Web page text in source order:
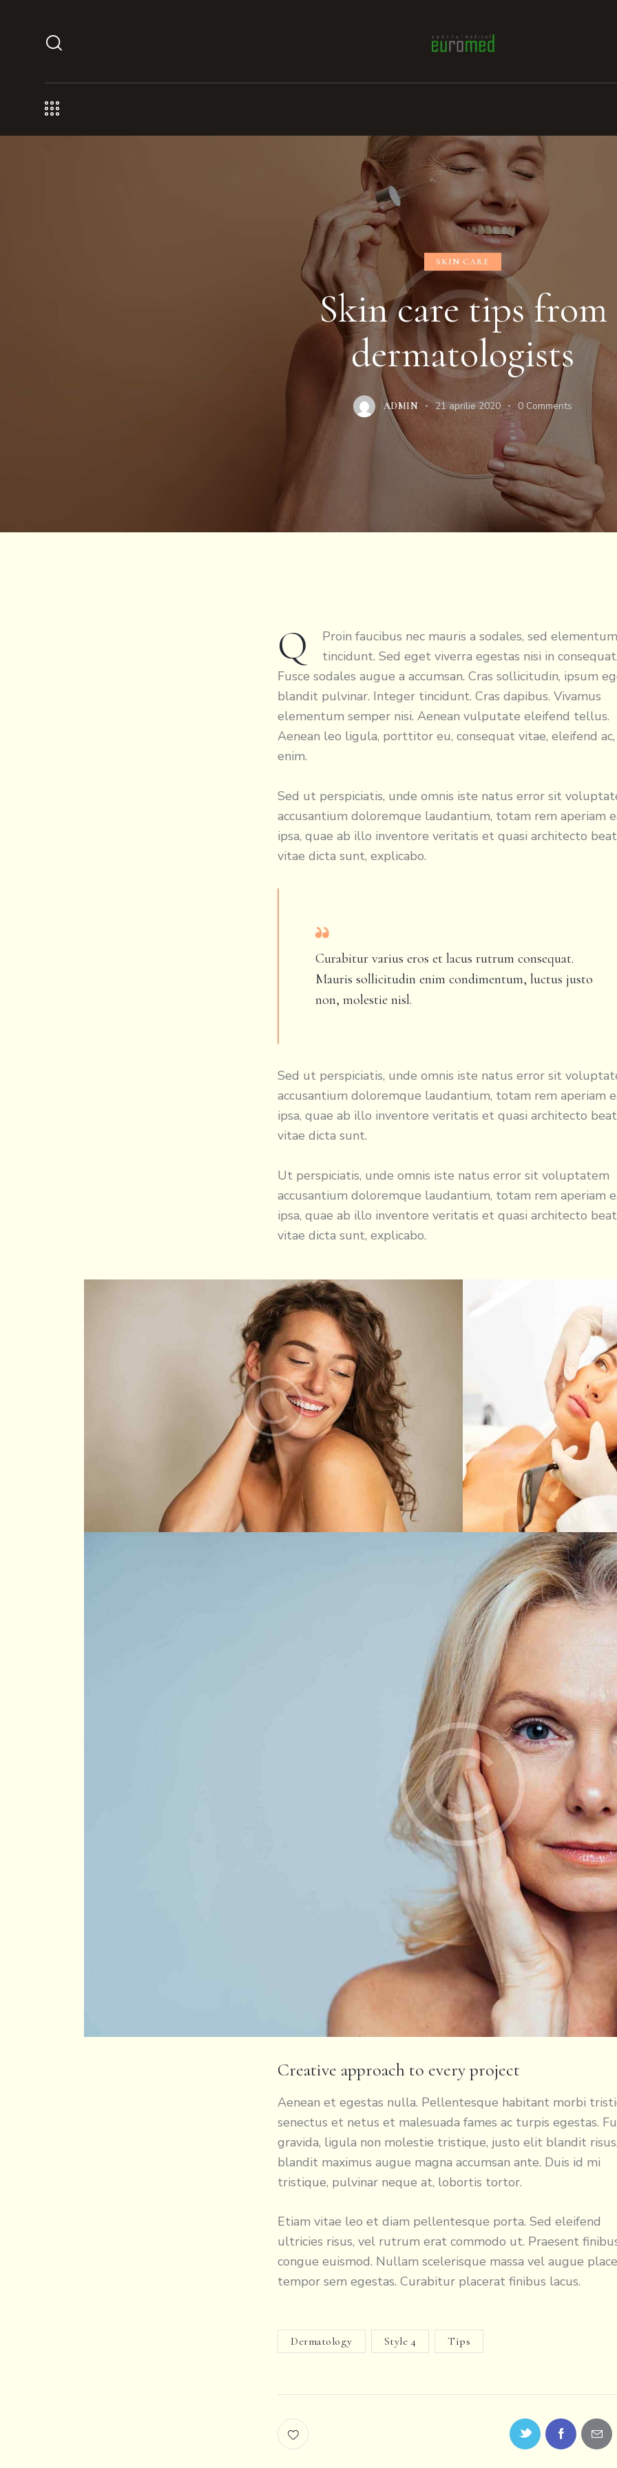
SKIN CARE
Skin care tips from
dermatologists
ADMIN 21 aprilie 2020 0 Comments
Q
Proin faucibus nec mauris a sodales, sed
tincidunt. Sed eget viverra egestas nisi in consequat.
Fusce sodales augue a accumsan. Cras sollicitudin, ipsum
blandit pulvinar. Integer tincidunt. Cras dapibus. Vivamus
elementum semper nisi. Aenean vulputate eleifend tellus.
Aenean leo ligula, porttitor eu, consequat vitae, eleifend ac,
enim.
Sed ut perspiciatis, unde omnis iste natus error sit
accusantium doloremque laudantium, totam rem aperiam
ipsa, quae ab illo inventore veritatis et quasi architecto
vitae dicta sunt, explicabo.
Curabitur varius eros et lacus rutrum consequat.
Mauris sollicitudin enim condimentum, luctus justo
non, molestie nisl.
Sed ut perspiciatis, unde omnis iste natus error sit
accusantium doloremque laudantium, totam rem aperiam
ipsa, quae ab illo inventore veritatis et quasi architecto
vitae dicta sunt.
Ut perspiciatis, unde omnis iste natus error sit voluptatem
accusantium doloremque laudantium, totam rem aperiam
ipsa, quae ab illo inventore veritatis et quasi architecto
vitae dicta sunt, explicabo.
Creative approach to every project
Aenean et egestas nulla. Pellentesque habitant morbi
senectus et netus et malesuada fames ac turpis egestas.
gravida, ligula non molestie tristique, justo elit blandit risus,
blandit maximus augue magna accumsan ante. Duis id mi
tristique, pulvinar neque at, lobortis tortor.
Etiam vitae leo et diam pellentesque porta. Sed eleifend
ultricies risus, vel rutrum erat commodo ut. Praesent
congue euismod. Nullam scelerisque massa vel augue
tempor sem egestas. Curabitur placerat finibus lacus.
Dermatology Style 4 Tips